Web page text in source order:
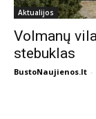
Aktualijos
Volmanų
stebuklas
BustoNaujienos.lt -